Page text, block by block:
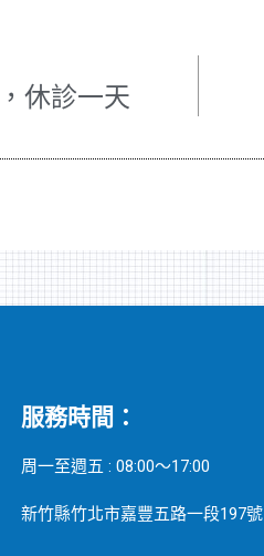
休診一天
服務時間：
周一至週五 : 08:00～17:00
新竹縣竹北市嘉豐五路一段197號